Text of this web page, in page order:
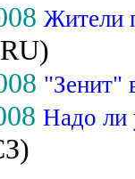
Жители
"Зенит"
Надо ли